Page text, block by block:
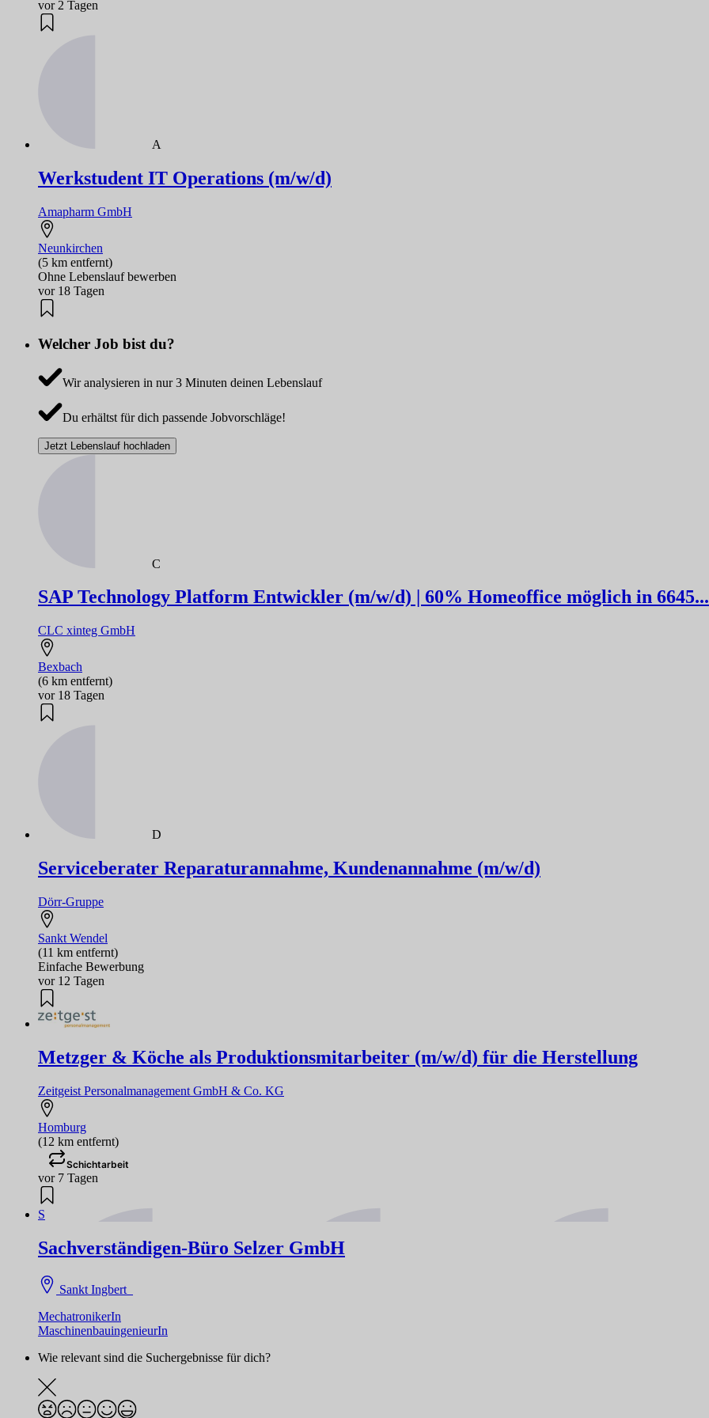
vor 2 Tagen
A
Werkstudent IT Operations (m/w/d)
Amapharm GmbH
Neunkirchen
(5 km entfernt)
Ohne Lebenslauf bewerben
vor 18 Tagen
Welcher Job bist du?
Wir analysieren in nur 3 Minuten deinen Lebenslauf
Du erhältst für dich passende Jobvorschläge!
Jetzt Lebenslauf hochladen
C
SAP Technology Platform Entwickler (m/w/d) | 60% Homeoffice möglich in 6645...
CLC xinteg GmbH
Bexbach
(6 km entfernt)
vor 18 Tagen
D
Serviceberater Reparaturannahme, Kundenannahme (m/w/d)
Dörr-Gruppe
Sankt Wendel
(11 km entfernt)
Einfache Bewerbung
vor 12 Tagen
Metzger & Köche als Produktionsmitarbeiter (m/w/d) für die Herstellung
Zeitgeist Personalmanagement GmbH & Co. KG
Homburg
(12 km entfernt)
Schichtarbeit
vor 7 Tagen
S
Sachverständigen-Büro Selzer GmbH
Sankt Ingbert
MechatronikerIn
MaschinenbauingenieurIn
Wie relevant sind die Suchergebnisse für dich?